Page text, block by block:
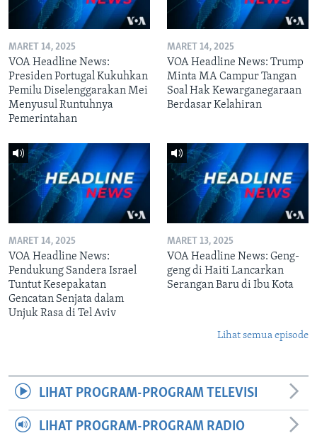
MARET 14, 2025
VOA Headline News:
Presiden Portugal Kukuhkan
Pemilu Diselenggarakan Mei
Menyusul Runtuhnya
Pemerintahan
MARET 14, 2025
VOA Headline News: Trump
Minta MA Campur Tangan
Soal Hak Kewarganegaraan
Berdasar Kelahiran
MARET 14, 2025
VOA Headline News:
Pendukung Sandera Israel
Tuntut Kesepakatan
Gencatan Senjata dalam
Unjuk Rasa di Tel Aviv
MARET 13, 2025
VOA Headline News: Geng-
geng di Haiti Lancarkan
Serangan Baru di Ibu Kota
Lihat semua episode
LIHAT PROGRAM-PROGRAM TELEVISI
LIHAT PROGRAM-PROGRAM RADIO